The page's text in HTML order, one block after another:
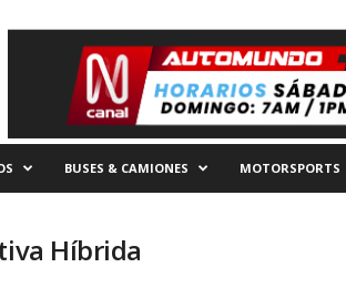
BUSES & CAMIONES MOTORSPORTS
Híbrida